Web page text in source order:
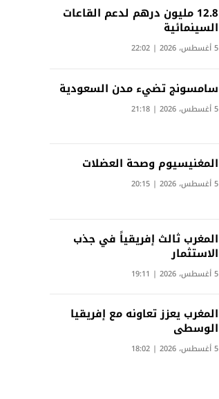
12.8 مليون درهم لدعم القاعات
السينمائية
5 أغسطس، 2026 | 22:02
سامسونج تضيء مدن السعودية
5 أغسطس، 2026 | 21:18
المغنيسيوم وصحة العضلات
5 أغسطس، 2026 | 20:15
المغرب ثالث إفريقياً في جذب
الاستثمار
5 أغسطس، 2026 | 19:11
المغرب يعزز تعاونه مع إفريقيا
الوسطى
5 أغسطس، 2026 | 18:02